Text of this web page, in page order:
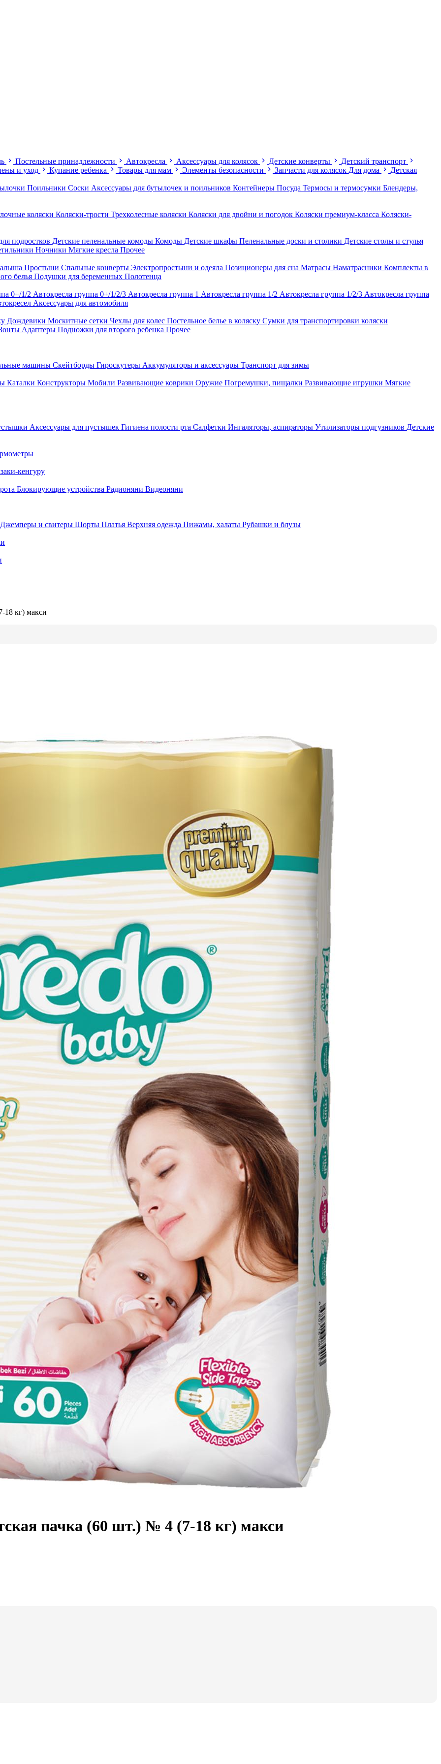
Постельные принадлежности Автокресла Аксессуары для колясок Детские конверты
Детский транспорт
и уход
Купание ребенка Товары для мам Элементы безопасности Запчасти для колясок Для дома Детская
Поильники Соски Аксессуары для бутылочек и поильников Контейнеры Посуда Термосы и термосумки Блендеры,
коляски Коляски-трости Трехколесные коляски Коляски для двойни и погодок Коляски премиум-класса Коляски-
подростков Детские пеленальные комоды Комоды Детские шкафы Пеленальные доски и столики Детские столы и стулья
Ночники Мягкие кресла Прочее
Простыни Спальные конверты Электропростыни и одеяла Позиционеры для сна Матрасы Наматрасники Комплекты в
белья Подушки для беременных Полотенца
0+/1/2 Автокресла группа 0+/1/2/3 Автокресла группа 1 Автокресла группа 1/2 Автокресла группа 1/2/3 Автокресла группа
Аксессуары для автомобиля
Дождевики Москитные сетки Чехлы для колес Постельное белье в коляску Сумки для транспортировки коляски
Адаптеры Подножки для второго ребенка Прочее
машины Скейтборды Гироскутеры Аккумуляторы и аксессуары Транспорт для зимы
Каталки Конструкторы Мобили Развивающие коврики Оружие Погремушки, пищалки Развивающие игрушки Мягкие
Аксессуары для пустышек Гигиена полости рта Салфетки Ингаляторы, аспираторы Утилизаторы подгузников Детские
кенгуру
Блокирующие устройства Радионяни Видеоняни
Джемперы и свитеры Шорты Платья Верхняя одежда Пижамы, халаты Рубашки и блузы
18 кг) макси
пачка (60 шт.) № 4 (7-18 кг) макси